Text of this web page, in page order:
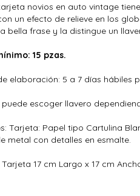
novios en auto vintage
un efecto de relieve en los
bella frase y la distingue un
15 pzas.
elaboración: 5 a 7 días hábiles
puede escoger llavero
Tarjeta: Papel tipo Cartulina
metal con detalles en esmalte.
17 cm Largo x 17 cm